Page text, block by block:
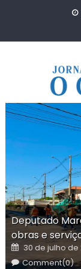
Deputado
obras e
Posted
on
30 de julho de
Comment(0)